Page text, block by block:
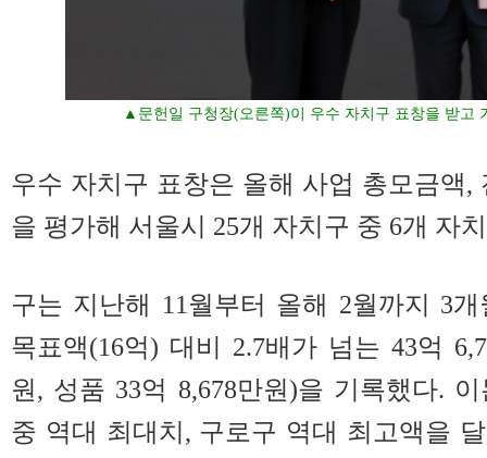
▲문헌일 구청장(오른쪽)이 우수 자치구 표창을 받고
우수 자치구 표창은 올해 사업 총모금액,
을 평가해 서울시 25개 자치구 중 6개 자
구는 지난해 11월부터 올해 2월까지 3
목표액(16억) 대비 2.7배가 넘는 43억
원, 성품 33억 8,678만원)을 기록했다.
중 역대 최대치, 구로구 역대 최고액을